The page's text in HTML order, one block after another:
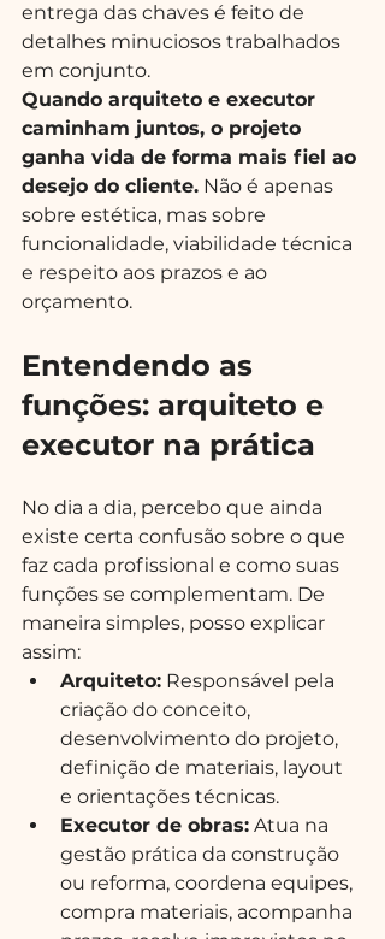
entrega das chaves é feito de
detalhes minuciosos trabalhados
em conjunto.
Quando arquiteto e executor
caminham juntos, o projeto
ganha vida de forma mais fiel ao
desejo do cliente. Não é apenas
sobre estética, mas sobre
funcionalidade, viabilidade técnica
e respeito aos prazos e ao
orçamento.
Entendendo as
funções: arquiteto e
executor na prática
No dia a dia, percebo que ainda
existe certa confusão sobre o que
faz cada profissional e como suas
funções se complementam. De
maneira simples, posso explicar
assim:
Arquiteto: Responsável pela
criação do conceito,
desenvolvimento do projeto,
definição de materiais, layout
e orientações técnicas.
Executor de obras: Atua na
gestão prática da construção
ou reforma, coordena equipes,
compra materiais, acompanha